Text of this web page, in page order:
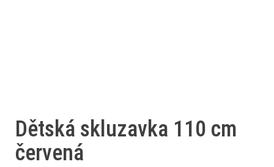
Dětská skluzavka 110 cm
červená